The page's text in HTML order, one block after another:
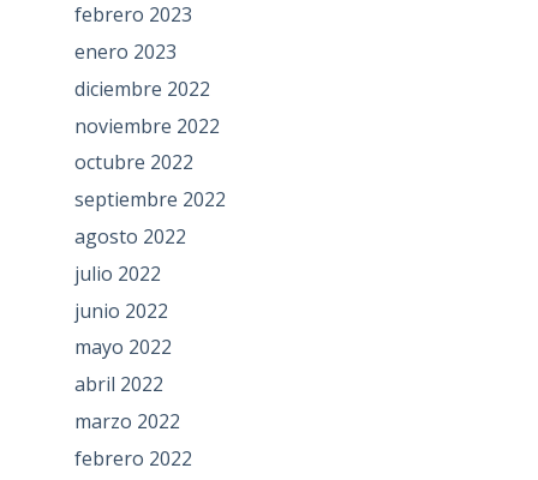
febrero 2023
enero 2023
diciembre 2022
noviembre 2022
octubre 2022
septiembre 2022
agosto 2022
julio 2022
junio 2022
mayo 2022
abril 2022
marzo 2022
febrero 2022